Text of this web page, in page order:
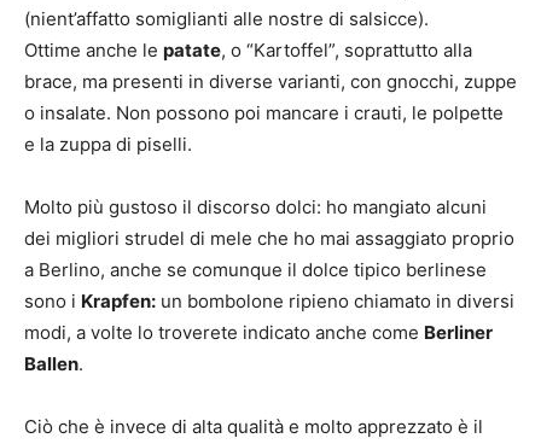
(nient’affatto somiglianti alle nostre di salsicce).
Ottime anche le patate, o “Kartoffel”, soprattutto alla
brace, ma presenti in diverse varianti, con gnocchi, zuppe
o insalate. Non possono poi mancare i crauti, le polpette
e la zuppa di piselli.
Molto più gustoso il discorso dolci: ho mangiato alcuni
dei migliori strudel di mele che ho mai assaggiato proprio
a Berlino, anche se comunque il dolce tipico berlinese
sono i Krapfen: un bombolone ripieno chiamato in diversi
modi, a volte lo troverete indicato anche come Berliner
Ballen.
Ciò che è invece di alta qualità e molto apprezzato è il